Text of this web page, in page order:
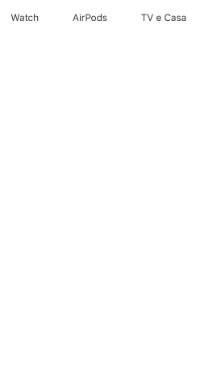
Apple Watch AirPods TV e Casa